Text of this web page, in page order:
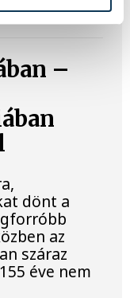
–
dönt a
az
száraz
éve nem